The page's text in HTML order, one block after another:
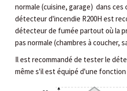
normale (cuisine, garage) dans ces
détecteur d'incendie R200H est
détecteur de fumée partout où la
pas normale (chambres à coucher,
Il est recommandé de tester le
même s'il est équipé d'une